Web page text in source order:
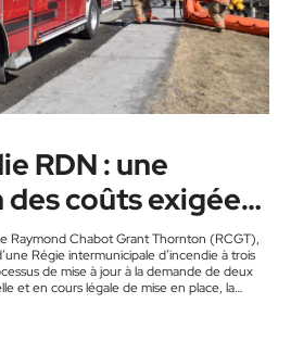
RDN : une
coûts exigée
Raymond Chabot Grant Thornton (RCGT),
Régie intermunicipale d’incendie à trois
de mise à jour à la demande de deux
et en cours légale de mise en place, la